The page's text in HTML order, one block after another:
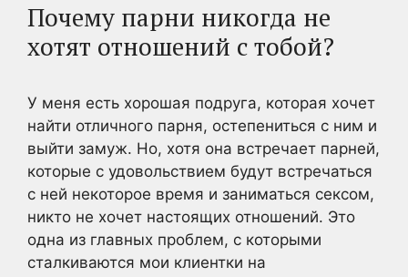
Почему парни никогда не
хотят отношений с тобой?
У меня есть хорошая подруга, которая хочет
найти отличного парня, остепениться с ним и
выйти замуж. Но, хотя она встречает парней,
которые с удовольствием будут встречаться
с ней некоторое время и заниматься сексом,
никто не хочет настоящих отношений. Это
одна из главных проблем, с которыми
сталкиваются мои клиентки на